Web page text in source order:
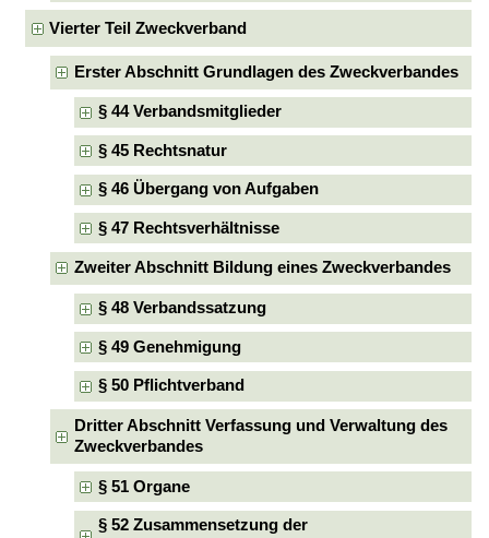
Vierter Teil Zweckverband
Erster Abschnitt Grundlagen des Zweckverbandes
§ 44 Verbandsmitglieder
§ 45 Rechtsnatur
§ 46 Übergang von Aufgaben
§ 47 Rechtsverhältnisse
Zweiter Abschnitt Bildung eines Zweckverbandes
§ 48 Verbandssatzung
§ 49 Genehmigung
§ 50 Pflichtverband
Dritter Abschnitt Verfassung und Verwaltung des
Zweckverbandes
§ 51 Organe
§ 52 Zusammensetzung der